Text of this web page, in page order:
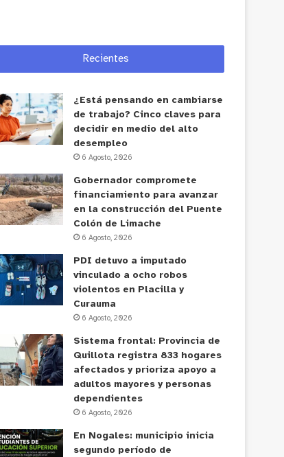
Recientes
¿Está pensando en cambiarse
de trabajo? Cinco claves para
decidir en medio del alto
desempleo
6 Agosto, 2026
Gobernador compromete
financiamiento para avanzar
en la construcción del Puente
Colón de Limache
6 Agosto, 2026
PDI detuvo a imputado
vinculado a ocho robos
violentos en Placilla y
Curauma
6 Agosto, 2026
Sistema frontal: Provincia de
Quillota registra 833 hogares
afectados y prioriza apoyo a
adultos mayores y personas
dependientes
6 Agosto, 2026
En Nogales: municipio inicia
segundo período de